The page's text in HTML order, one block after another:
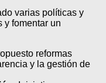
varias políticas y
y fomentar un
reformas
y la gestión de